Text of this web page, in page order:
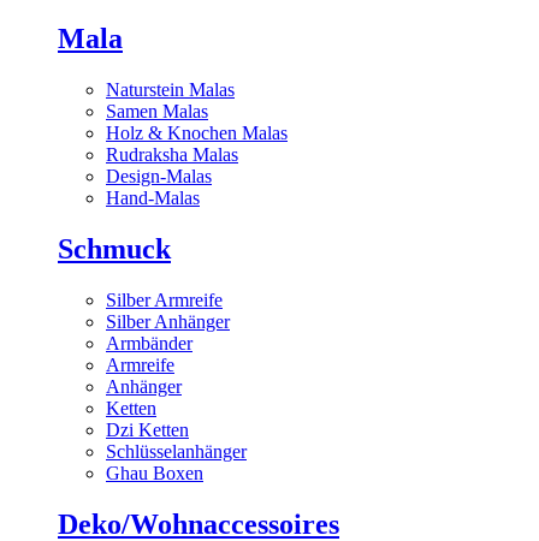
Mala
Naturstein Malas
Samen Malas
Holz & Knochen Malas
Rudraksha Malas
Design-Malas
Hand-Malas
Schmuck
Silber Armreife
Silber Anhänger
Armbänder
Armreife
Anhänger
Ketten
Dzi Ketten
Schlüsselanhänger
Ghau Boxen
Deko/Wohnaccessoires